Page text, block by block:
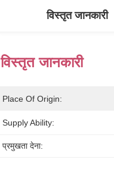
विस्तृत जानकारी
विस्तृत जानकारी
Place Of Origin:
Supply Ability:
प्रमुखता देना: